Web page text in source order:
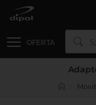
OFERTA